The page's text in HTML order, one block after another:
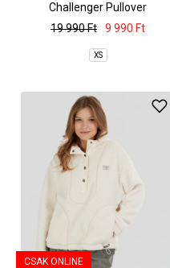
Challenger Pullover
19 990 Ft
9 990 Ft
XS
CSAK ONLINE